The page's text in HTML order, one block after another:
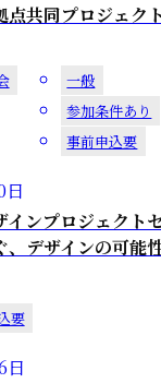
点共同プロジェク
一般
参加条件あり
事前申込要
日
インプロジェクト
デザインの可能性
要
日